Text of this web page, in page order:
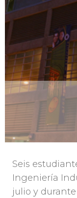
Seis
Ingeniería
julio y